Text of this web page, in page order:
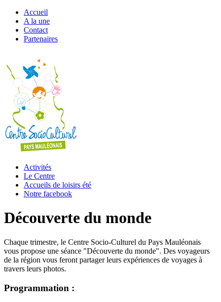
Accueil
A la une
Contact
Partenaires
Activités
Le Centre
Accueils de loisirs été
Notre facebook
Découverte du monde
Chaque trimestre, le Centre Socio-Culturel du Pays Mauléonais
vous propose une séance "Découverte du monde". Des voyageurs
de la région vous feront partager leurs expériences de voyages à
travers leurs photos.
Programmation :